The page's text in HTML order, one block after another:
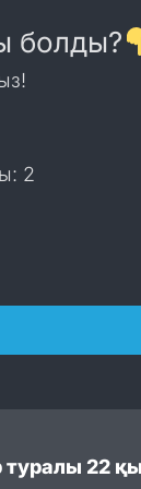
болды?
2